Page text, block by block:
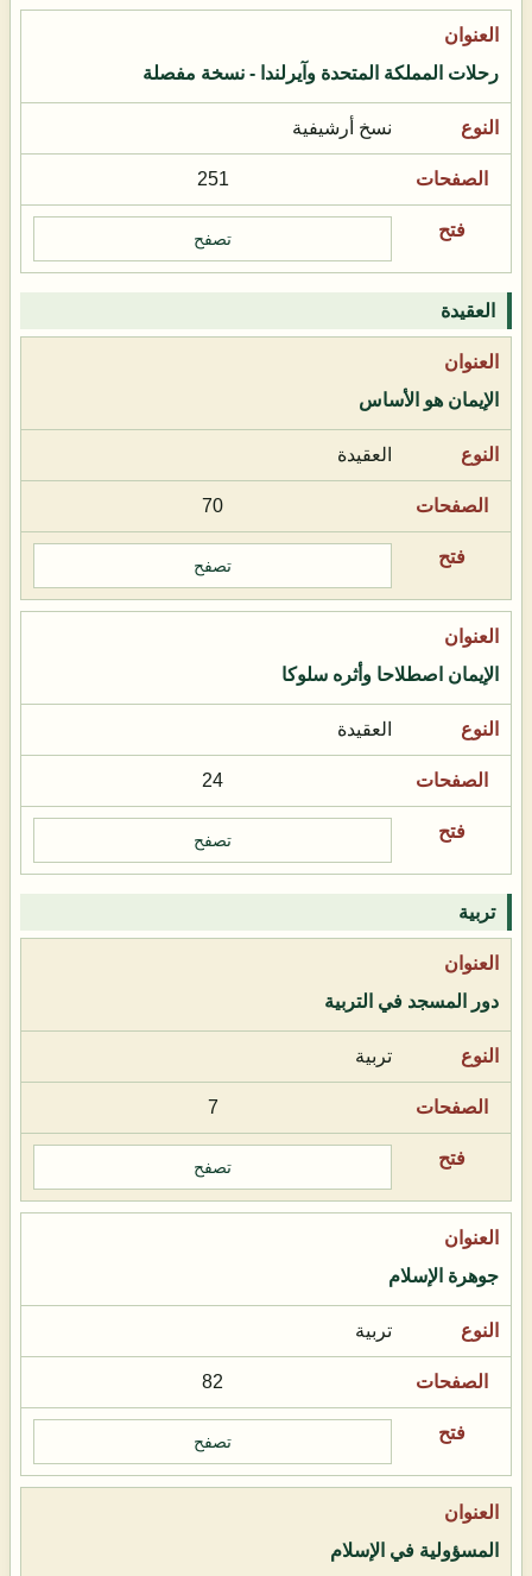
رحلات المملكة المتحدة وآيرلندا - نسخة مفصلة
نسخ أرشيفية
251
تصفح
العقيدة
الإيمان هو الأساس
العقيدة
70
تصفح
الإيمان اصطلاحا وأثره سلوكا
العقيدة
24
تصفح
تربية
دور المسجد في التربية
تربية
7
تصفح
جوهرة الإسلام
تربية
82
تصفح
المسؤولية في الإسلام